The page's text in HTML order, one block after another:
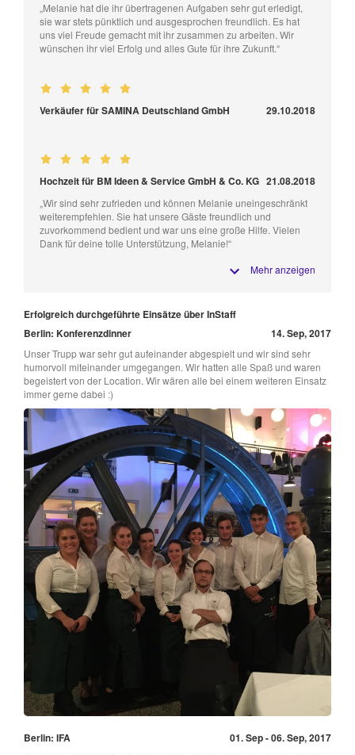
„Melanie hat die ihr übertragenen Aufgaben sehr gut erledigt,
sie war stets pünktlich und ausgesprochen freundlich. Es hat
uns viel Freude gemacht mit ihr zusammen zu arbeiten. Wir
wünschen ihr viel Erfolg und alles Gute für ihre Zukunft.“
Verkäufer für SAMINA Deutschland GmbH 29.10.2018
Hochzeit für BM Ideen & Service GmbH & Co. KG 21.08.2018
„Wir sind sehr zufrieden und können Melanie uneingeschränkt
weiterempfehlen. Sie hat unsere Gäste freundlich und
zuvorkommend bedient und war uns eine große Hilfe. Vielen
Dank für deine tolle Unterstützung, Melanie!“
Mehr anzeigen
Erfolgreich durchgeführte Einsätze über InStaff
Berlin: Konferenzdinner
14. Sep, 2017
Unser Trupp war sehr gut aufeinander abgespielt und wir sind sehr
humorvoll miteinander umgegangen. Wir hatten alle Spaß und waren
begeistert von der Location. Wir wären alle bei einem weiteren Einsatz
immer gerne dabei :)
Berlin: IFA 01. Sep - 06. Sep, 2017